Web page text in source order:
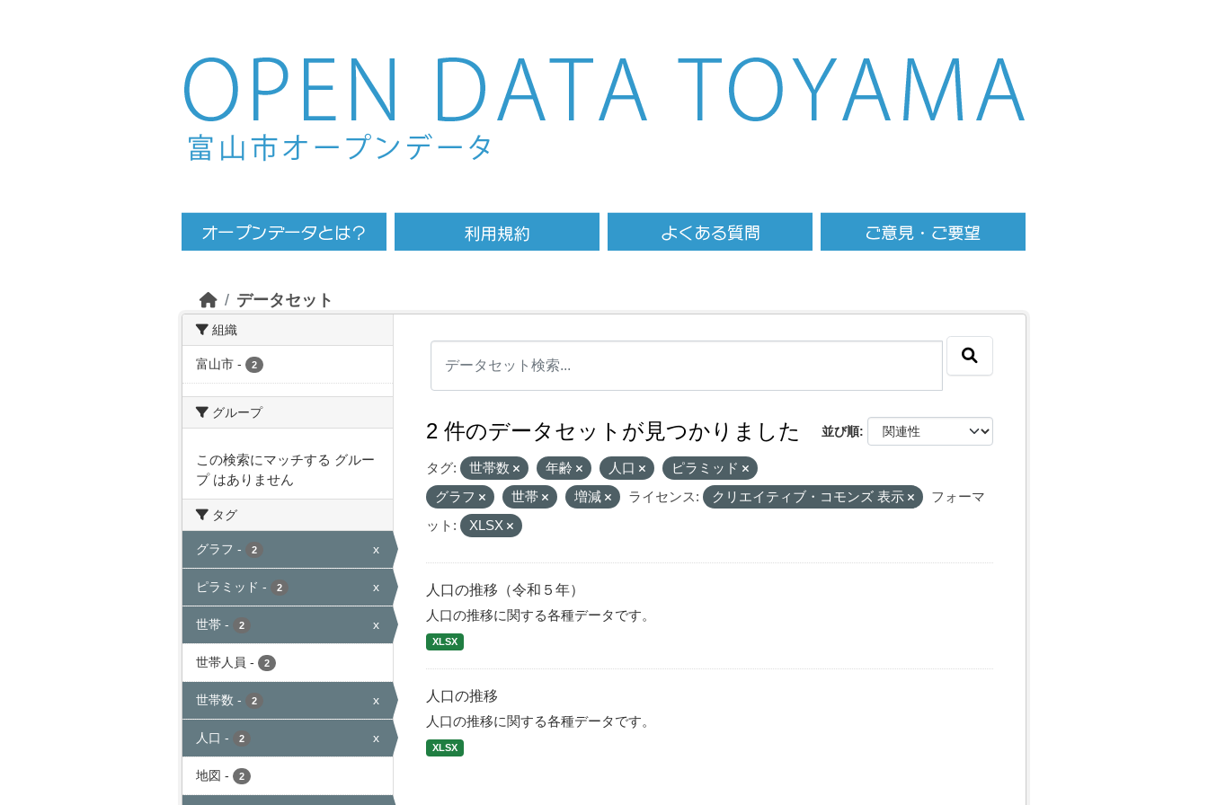
Skip to main content
データセット
組織
富山市 - 2
グループ
この検索にマッチする グルー
プ はありません
タグ
グラフ - 2 x
ピラミッド - 2 x
世帯 - 2 x
世帯人員 - 2
世帯数 - 2 x
人口 - 2 x
地図 - 2
並び順
2 件のデータセットが見つかりました
タグ: 世帯数 年齢 人口
ピラミッド
グラフ
世帯 増減 ライセンス: クリエイティブ・コモンズ 表示
フォーマ
ット:
XLSX
人口の推移（令和５年）
人口の推移に関する各種データです。
XLSX
人口の推移
人口の推移に関する各種データです。
XLSX